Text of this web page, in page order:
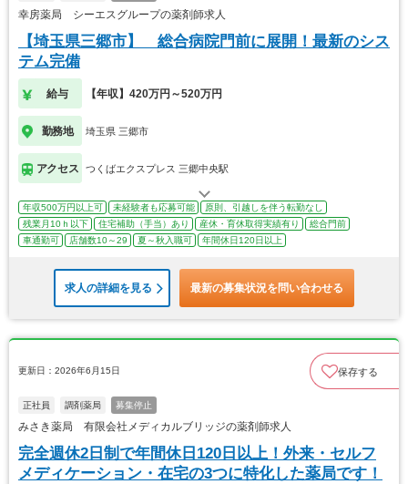
幸房薬局 シーエスグループの薬剤師求人
【埼玉県三郷市】 総合病院門前に展開！最新のシス
テム完備
給与 【年収】420万円～520万円
勤務地 埼玉県 三郷市
アクセス つくばエクスプレス 三郷中央駅
年収500万円以上可 未経験者も応募可能
原則、引越しを伴う転勤なし
残業月10ｈ以下
住宅補助（手当）あり 産休・育休取得実績有り
総合門前
車通勤可
店舗数10～29 夏～秋入職可 年間休日120日以上
求人の詳細を見る 最新の募集状況を問い合わせる
更新日：2026年6月15日 保存する
正社員 調剤薬局 募集停止
みさき薬局 有限会社メディカルブリッジの薬剤師求人
完全週休2日制で年間休日120日以上！外来・セルフ
メディケーション・在宅の3つに特化した薬局です！